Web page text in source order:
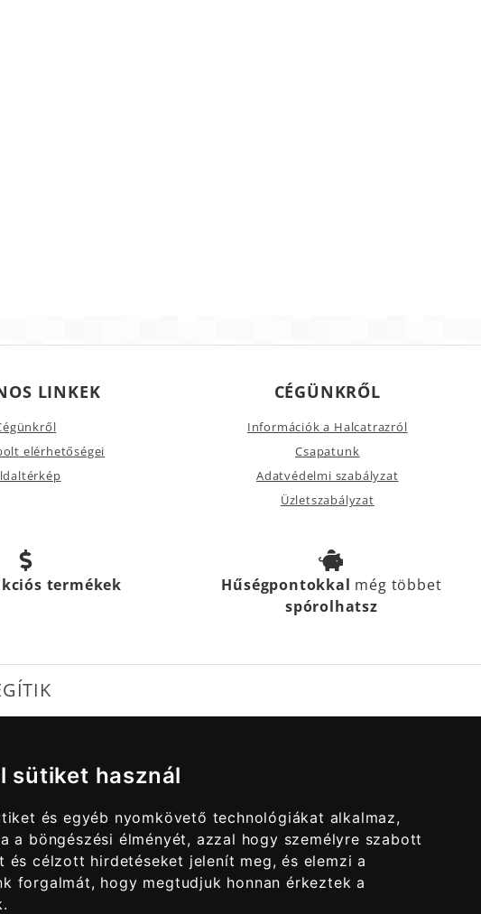
sütiket használ
és egyéb nyomkövető technológiákat alkalmaz,
a böngészési élményét, azzal hogy személyre szabott
és célzott hirdetéseket jelenít meg, és elemzi a
forgalmát, hogy megtudjuk honnan érkeztek a
LINKEK
elérhetőségei
CÉGÜNKRŐL
Információk a Halcatrazról
Csapatunk
Adatvédelmi szabályzat
Üzletszabályzat
termékek Hűségpontokkal még többet
spórolhatsz